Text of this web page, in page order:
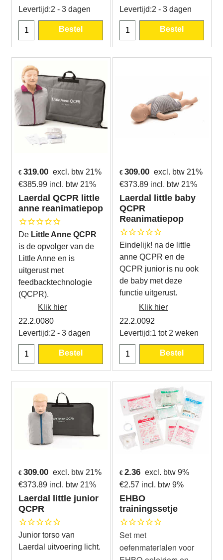
Levertijd:2 - 3 dagen
Bestel
Levertijd:2 - 3 dagen
Bestel
€ 319.00 excl. btw 21%
€385.99 incl. btw 21%
Laerdal QCPR little
anne reanimatiepop
De Little Anne QCPR
is de opvolger van de
Little Anne en is
uitgerust met
feedbacktechnologie
(QCPR).
Klik hier
22.2.0080
Levertijd:2 - 3 dagen
Bestel
€ 309.00 excl. btw 21%
€373.89 incl. btw 21%
Laerdal little baby
QCPR
Reanimatiepop
Eindelijk! na de little
anne QCPR en de
QCPR junior is nu ook
de baby met deze
functie uitgerust.
Klik hier
22.2.0092
Levertijd:1 tot 2 weken
Bestel
€ 309.00 excl. btw 21%
€373.89 incl. btw 21%
Laerdal little junior
QCPR
Junior torso van
Laerdal uitvoering licht.
€ 2.36 excl. btw 9%
€2.57 incl. btw 9%
EHBO
trainingssetje
Set met
oefenmaterialen voor